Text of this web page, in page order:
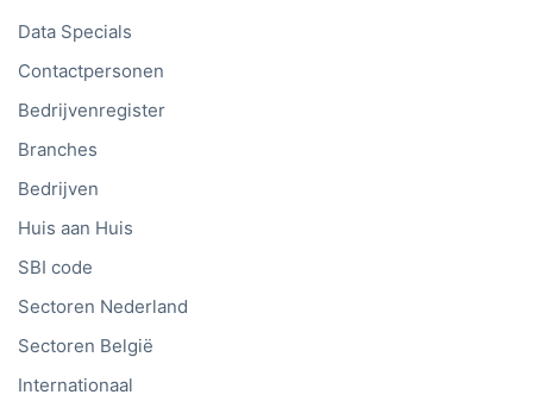
Data Specials
Contactpersonen
Bedrijvenregister
Branches
Bedrijven
Huis aan Huis
SBI code
Sectoren Nederland
Sectoren België
Internationaal